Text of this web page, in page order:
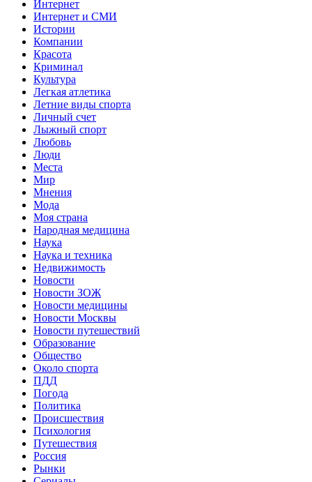
Интернет
Интернет и СМИ
Истории
Компании
Красота
Криминал
Культура
Легкая атлетика
Летние виды спорта
Личный счет
Лыжный спорт
Любовь
Люди
Места
Мир
Мнения
Мода
Моя страна
Народная медицина
Наука
Наука и техника
Недвижимость
Новости
Новости ЗОЖ
Новости медицины
Новости Москвы
Новости путешествий
Образование
Общество
Около спорта
ПДД
Погода
Политика
Происшествия
Психология
Путешествия
Россия
Рынки